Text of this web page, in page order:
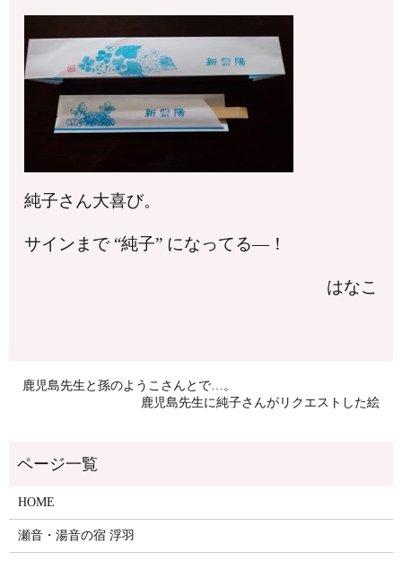
純子さん大喜び。
サインまで “純子” になってる―！
はなこ
鹿児島先生と孫のようこさんとで…。
鹿児島先生に純子さんがリクエストした絵
HOME
瀬音・湯音の宿 浮羽